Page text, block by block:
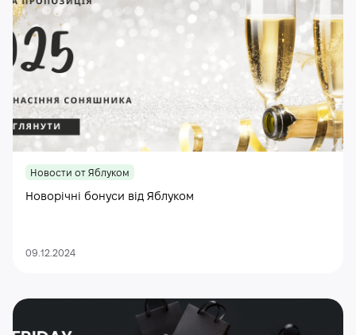
Новости от Яблуком
Новорічні бонуси від Яблуком
09.12.2024